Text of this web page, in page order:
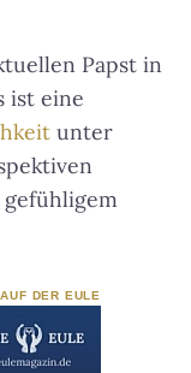
Papst in
ist eine
unter
DER EULE